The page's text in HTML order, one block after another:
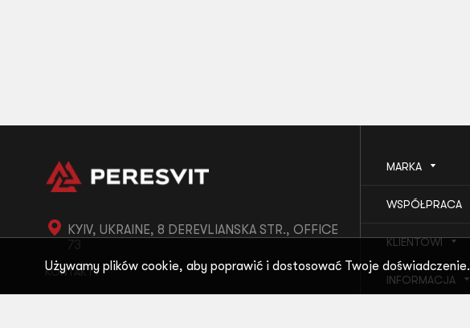
KYIV, UKRAINE, 8 DEREVLIANSKA STR., OFFICE
KONTAKTY
MARKA
WSPÓŁPRACA
KLIENTOWI
INFORMACJA
Używamy plików cookie, aby poprawić i dostosować Twoje doświadczenie.